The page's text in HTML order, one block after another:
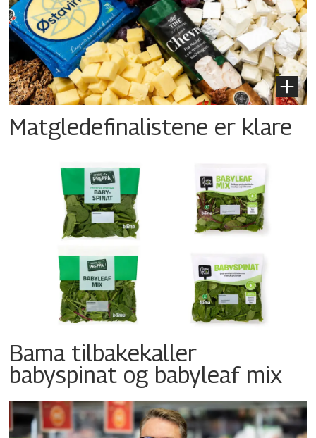
Matgledefinalistene er klare
Bama tilbakekaller
babyspinat og babyleaf mix